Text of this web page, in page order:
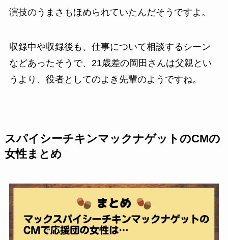
演技のうまさもほめられていたんだそうですよ。
収録中や収録後も、仕事について相談するシーン
などあったそうで、21歳差の岡田さんは父親とい
うより、役者としてのよき先輩のようですね。
スパイシーチキンマックナゲット のCMの
女性まとめ